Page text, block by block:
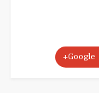
Google+